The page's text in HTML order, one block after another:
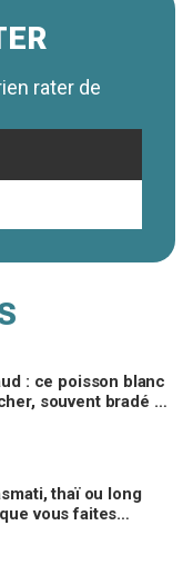
rater de
: ce poisson blanc
souvent bradé en
thaï ou long
vous faites